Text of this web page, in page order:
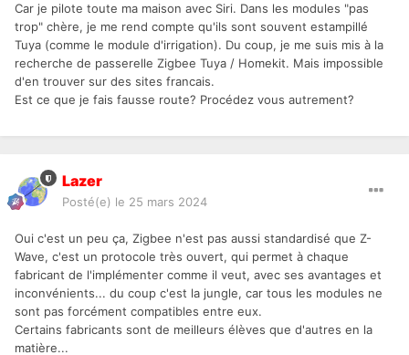
Car je pilote toute ma maison avec Siri. Dans les modules "pas
trop" chère, je me rend compte qu'ils sont souvent estampillé
Tuya (comme le module d'irrigation). Du coup, je me suis mis à la
recherche de passerelle Zigbee Tuya / Homekit. Mais impossible
d'en trouver sur des sites francais.
Est ce que je fais fausse route? Procédez vous autrement?
Lazer
Posté(e) le 25 mars 2024
Oui c'est un peu ça, Zigbee n'est pas aussi standardisé que Z-
Wave, c'est un protocole très ouvert, qui permet à chaque
fabricant de l'implémenter comme il veut, avec ses avantages et
inconvénients... du coup c'est la jungle, car tous les modules ne
sont pas forcément compatibles entre eux.
Certains fabricants sont de meilleurs élèves que d'autres en la
matière...